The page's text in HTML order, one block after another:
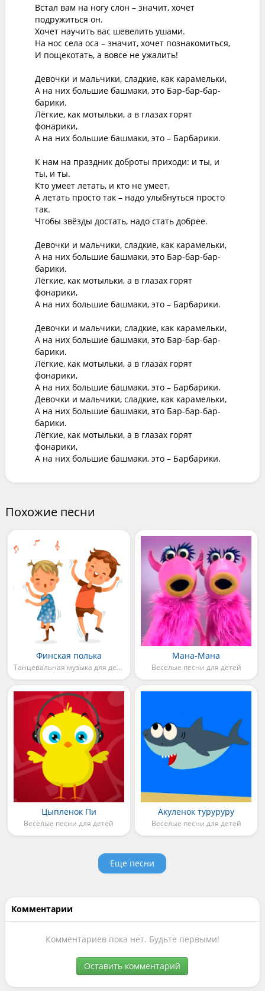
Встал вам на ногу слон – значит, хочет
подружиться он.
Хочет научить вас шевелить ушами.
На нос села оса – значит, хочет познакомиться,
И пощекотать, а вовсе не ужалить!
Девочки и мальчики, сладкие, как карамельки,
А на них большие башмаки, это Бар-бар-бар-
барики.
Лёгкие, как мотыльки, а в глазах горят
фонарики,
А на них большие башмаки, это – Барбарики.
К нам на праздник доброты приходи: и ты, и
ты, и ты.
Кто умеет летать, и кто не умеет,
А летать просто так – надо улыбнуться просто
так.
Чтобы звёзды достать, надо стать добрее.
Девочки и мальчики, сладкие, как карамельки,
А на них большие башмаки, это Бар-бар-бар-
барики.
Лёгкие, как мотыльки, а в глазах горят
фонарики,
А на них большие башмаки, это – Барбарики.
Девочки и мальчики, сладкие, как карамельки,
А на них большие башмаки, это Бар-бар-бар-
барики.
Лёгкие, как мотыльки, а в глазах горят
фонарики,
А на них большие башмаки, это – Барбарики.
Девочки и мальчики, сладкие, как карамельки,
А на них большие башмаки, это Бар-бар-бар-
барики.
Лёгкие, как мотыльки, а в глазах горят
фонарики,
А на них большие башмаки, это – Барбарики.
Похожие песни
Финская полька
Танцевальная музыка для детей
Мана-Мана
Веселые песни для детей
Цыпленок Пи
Веселые песни для детей
Акуленок туруруру
Веселые песни для детей
Еще песни
Комментарии
Комментариев пока нет. Будьте первыми!
Оставить комментарий